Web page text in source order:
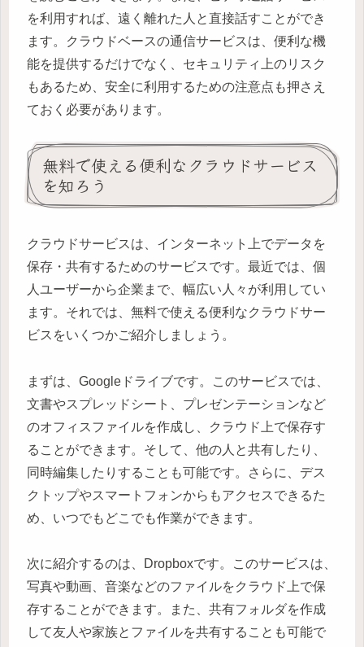
を利用すれば、遠く離れた人と直接話すことができ
ます。クラウドベースの通信サービスは、便利な機
能を提供するだけでなく、セキュリティ上のリスク
もあるため、安全に利用するための注意点も押さえ
ておく必要があります。
無料で使える便利なクラウドサービス
を知ろう
クラウドサービスは、インターネット上でデータを
保存・共有するためのサービスです。最近では、個
人ユーザーから企業まで、幅広い人々が利用してい
ます。それでは、無料で使える便利なクラウドサー
ビスをいくつかご紹介しましょう。
まずは、Googleドライブです。このサービスでは、
文書やスプレッドシート、プレゼンテーションなど
のオフィスファイルを作成し、クラウド上で保存す
ることができます。そして、他の人と共有したり、
同時編集したりすることも可能です。さらに、デス
クトップやスマートフォンからもアクセスできるた
め、いつでもどこでも作業ができます。
次に紹介するのは、Dropboxです。このサービスは、
写真や動画、音楽などのファイルをクラウド上で保
存することができます。また、共有フォルダを作成
して友人や家族とファイルを共有することも可能で